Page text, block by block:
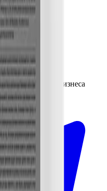
153.
для автобизнеса